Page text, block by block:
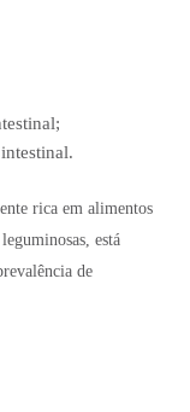
rica em alimentos
está
de